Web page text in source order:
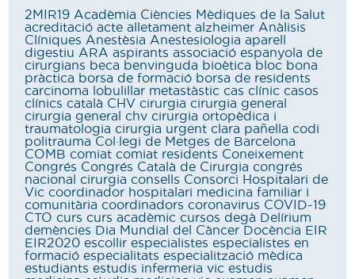
2MIR19 Acadèmia Ciències Mèdiques de la Salut
acreditació acte alletament alzheimer Anàlisis
Clíniques Anestèsia Anestesiologia aparell
digestiu ARA aspirants associació espanyola de
cirurgians beca benvinguda bioètica bloc bona
pràctica borsa de formació borsa de residents
carcinoma lobulillar metastàstic cas clínic casos
clínics català CHV cirurgia cirurgia general
cirurgia general chv cirurgia ortopèdica i
traumatologia cirurgia urgent clara pañella codi
politrauma Col·legi de Metges de Barcelona
COMB comiat comiat residents Coneixement
Congrés Congrés Català de Cirurgia congrés
nacional cirurgia consells Consorci Hospitalari de
Vic coordinador hospitalari medicina familiar i
comunitària coordinadors coronavirus COVID-19
CTO curs curs acadèmic cursos degà Delírium
demències Dia Mundial del Càncer Docència EIR
EIR2020 escollir especialistes especialistes en
formació especialitats especialització mèdica
estudiants estudis infermeria vic estudis